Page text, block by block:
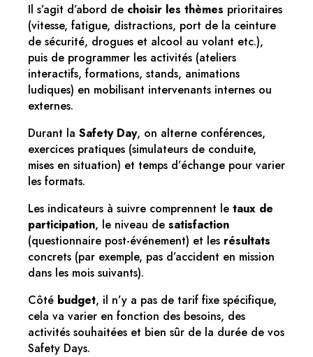
Il s’agit d’abord de choisir les thèmes prioritaires
(vitesse, fatigue, distractions, port de la ceinture
de sécurité, drogues et alcool au volant etc.),
puis de programmer les activités (ateliers
interactifs, formations, stands, animations
ludiques) en mobilisant intervenants internes ou
externes.
Durant la Safety Day, on alterne conférences,
exercices pratiques (simulateurs de conduite,
mises en situation) et temps d’échange pour varier
les formats.
Les indicateurs à suivre comprennent le taux de
participation, le niveau de satisfaction
(questionnaire post-événement) et les résultats
concrets (par exemple, pas d’accident en mission
dans les mois suivants).
Côté budget, il n’y a pas de tarif fixe spécifique,
cela va varier en fonction des besoins, des
activités souhaitées et bien sûr de la durée de vos
Safety Days.